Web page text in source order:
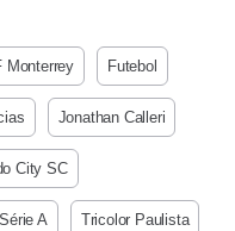
Monterrey Futebol
Jonathan Calleri
City SC
Série A Tricolor Paulista